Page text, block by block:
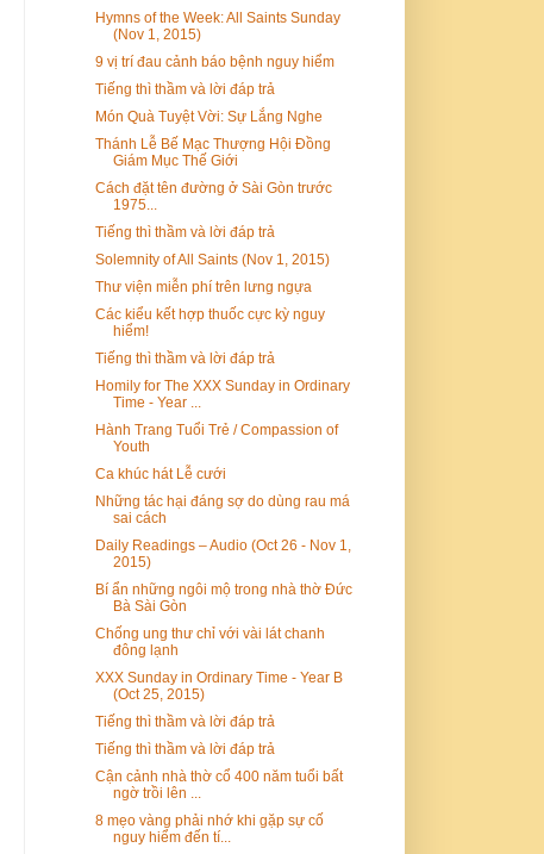
Hymns of the Week: All Saints Sunday
(Nov 1, 2015)
9 vị trí đau cảnh báo bệnh nguy hiểm
Tiếng thì thầm và lời đáp trả
Món Quà Tuyệt Vời: Sự Lắng Nghe
Thánh Lễ Bế Mạc Thượng Hội Đồng
Giám Mục Thế Giới
Cách đặt tên đường ở Sài Gòn trước
1975...
Tiếng thì thầm và lời đáp trả
Solemnity of All Saints (Nov 1, 2015)
Thư viện miễn phí trên lưng ngựa
Các kiểu kết hợp thuốc cực kỳ nguy
hiểm!
Tiếng thì thầm và lời đáp trả
Homily for The XXX Sunday in Ordinary
Time - Year ...
Hành Trang Tuổi Trẻ / Compassion of
Youth
Ca khúc hát Lễ cưới
Những tác hại đáng sợ do dùng rau má
sai cách
Daily Readings – Audio (Oct 26 - Nov 1,
2015)
Bí ẩn những ngôi mộ trong nhà thờ Đức
Bà Sài Gòn
Chống ung thư chỉ với vài lát chanh
đông lạnh
XXX Sunday in Ordinary Time - Year B
(Oct 25, 2015)
Tiếng thì thầm và lời đáp trả
Tiếng thì thầm và lời đáp trả
Cận cảnh nhà thờ cổ 400 năm tuổi bất
ngờ trồi lên ...
8 mẹo vàng phải nhớ khi gặp sự cố
nguy hiểm đến tí...